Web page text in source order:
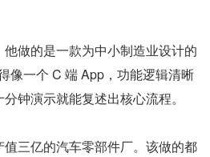
做的是一款为中小制造业设计的
像一个 C 端 App，功能逻辑清晰
钟演示就能复述出核心流程。
三亿的汽车零部件厂。该做的都